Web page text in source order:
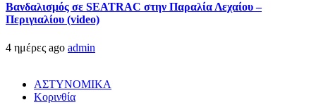
Βανδαλισμός σε SEATRAC στην Παραλία Λεχαίου –
Περιγιαλίου (video)
4 ημέρες ago admin
ΑΣΤΥΝΟΜΙΚΑ
Κορινθία